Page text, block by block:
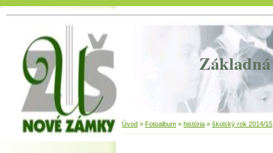
Základná
Úvod » Fotoalbum » história » školský rok 2014/15